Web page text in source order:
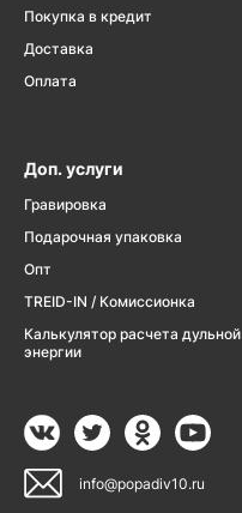
Покупка в кредит
Доставка
Оплата
Доп. услуги
Гравировка
Подарочная упаковка
Опт
TREID-IN / Комиссионка
Калькулятор расчета дульной
энергии
info@popadiv10.ru